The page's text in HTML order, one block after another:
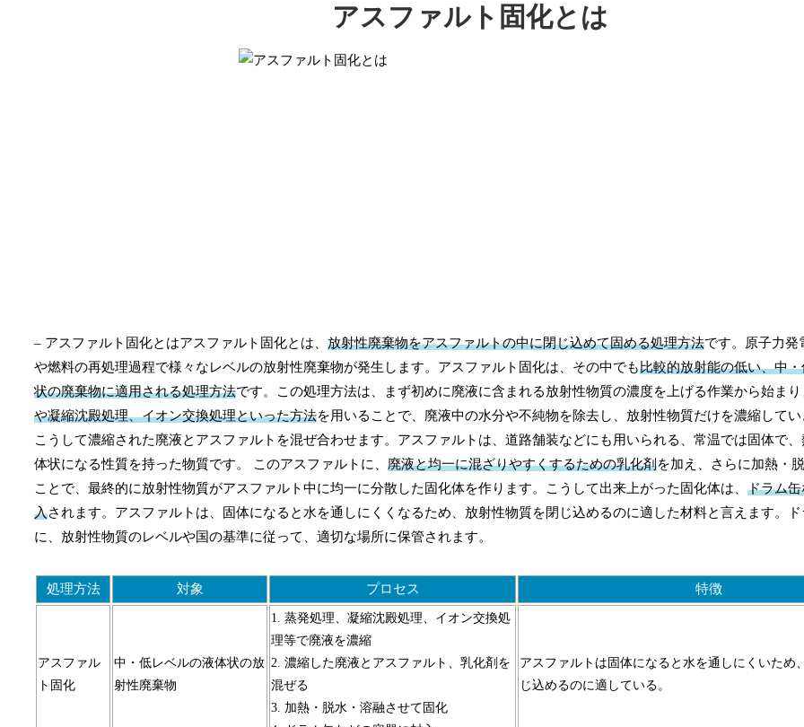
アスファルト固化とは
– アスファルト固化とはアスファルト固化とは、 放射性廃棄物をアスファルトの中に閉じ込めて固める処理方法です。原子力発
や燃料の再処理過程で様々なレベルの放射性廃棄物が発生します。アスファルト固化は、その中でも比較的放射能の低い、中
状の廃棄物に適用される処理方法です。この処理方法は、まず初めに廃液に含まれる放射性物質の濃度を上げる作業から始まり
や凝縮沈殿処理、イオン交換処理といった方法を用いることで、廃液中の水分や不純物を除去し、放射性物質だけを濃縮してい
こうして濃縮された廃液とアスファルトを混ぜ合わせます。アスファルトは、道路舗装などにも用いられる、常温では固体で
体状になる性質を持った物質です。 このアスファルトに、 廃液と均一に混ざりやすくするための乳化剤を加え、さらに加熱・
ことで、最終的に放射性物質がアスファルト中に均一に分散した固化体を作ります。こうして出来上がった固化体は、 ドラム
入されます。アスファルトは、固体になると水を通しにくくなるため、放射性物質を閉じ込めるのに適した材料と言えます。
に、放射性物質のレベルや国の基準に従って、適切な場所に保管されます。
処理方法 対象 プロセス 特徴
アスファル
ト固化
中・低レベルの液体状の放
射性廃棄物
1. 蒸発処理、凝縮沈殿処理、イオン交換処
理等で廃液を濃縮
2. 濃縮した廃液とアスファルト、乳化剤を
混ぜる
3. 加熱・脱水・溶融させて固化
アスファルトは固体になると水を通しにくいため
じ込めるのに適している。